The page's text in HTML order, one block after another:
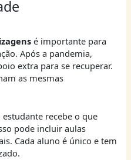
é importante para
Após a pandemia,
extra para se recuperar.
as mesmas
recebe o que
pode incluir aulas
Cada aluno é único e tem